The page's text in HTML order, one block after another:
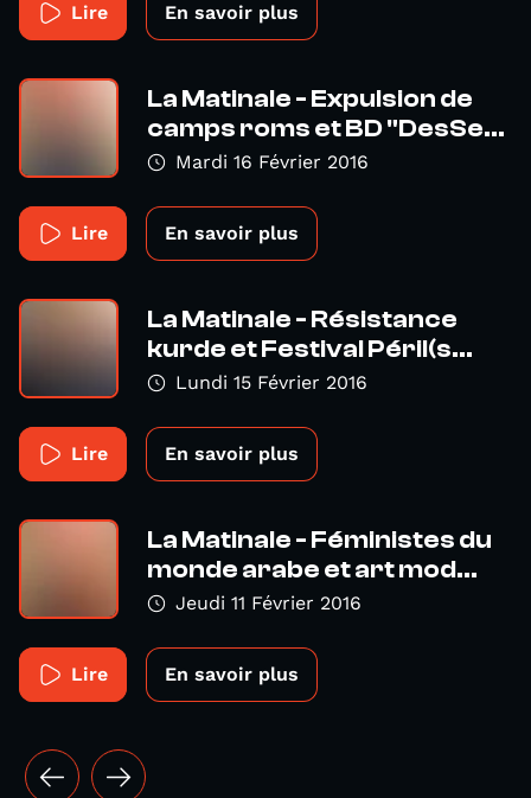
Lire En savoir plus
La Matinale - Expulsion de
camps roms et BD "DesSe...
Mardi 16 Février 2016
Lire En savoir plus
La Matinale - Résistance
kurde et Festival Péril(s...
Lundi 15 Février 2016
Lire En savoir plus
La Matinale - Féministes du
monde arabe et art mod...
Jeudi 11 Février 2016
Lire En savoir plus